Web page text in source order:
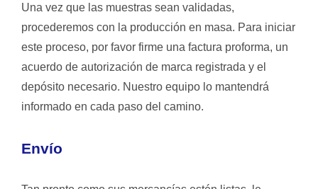
Una vez que las muestras sean validadas,
procederemos con la producción en masa. Para iniciar
este proceso, por favor firme una factura proforma, un
acuerdo de autorización de marca registrada y el
depósito necesario. Nuestro equipo lo mantendrá
informado en cada paso del camino.
Envío